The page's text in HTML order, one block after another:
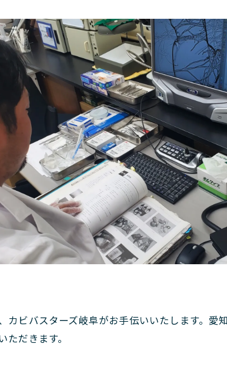
ビバスターズ岐阜がお手伝いいたします。愛
だきます。